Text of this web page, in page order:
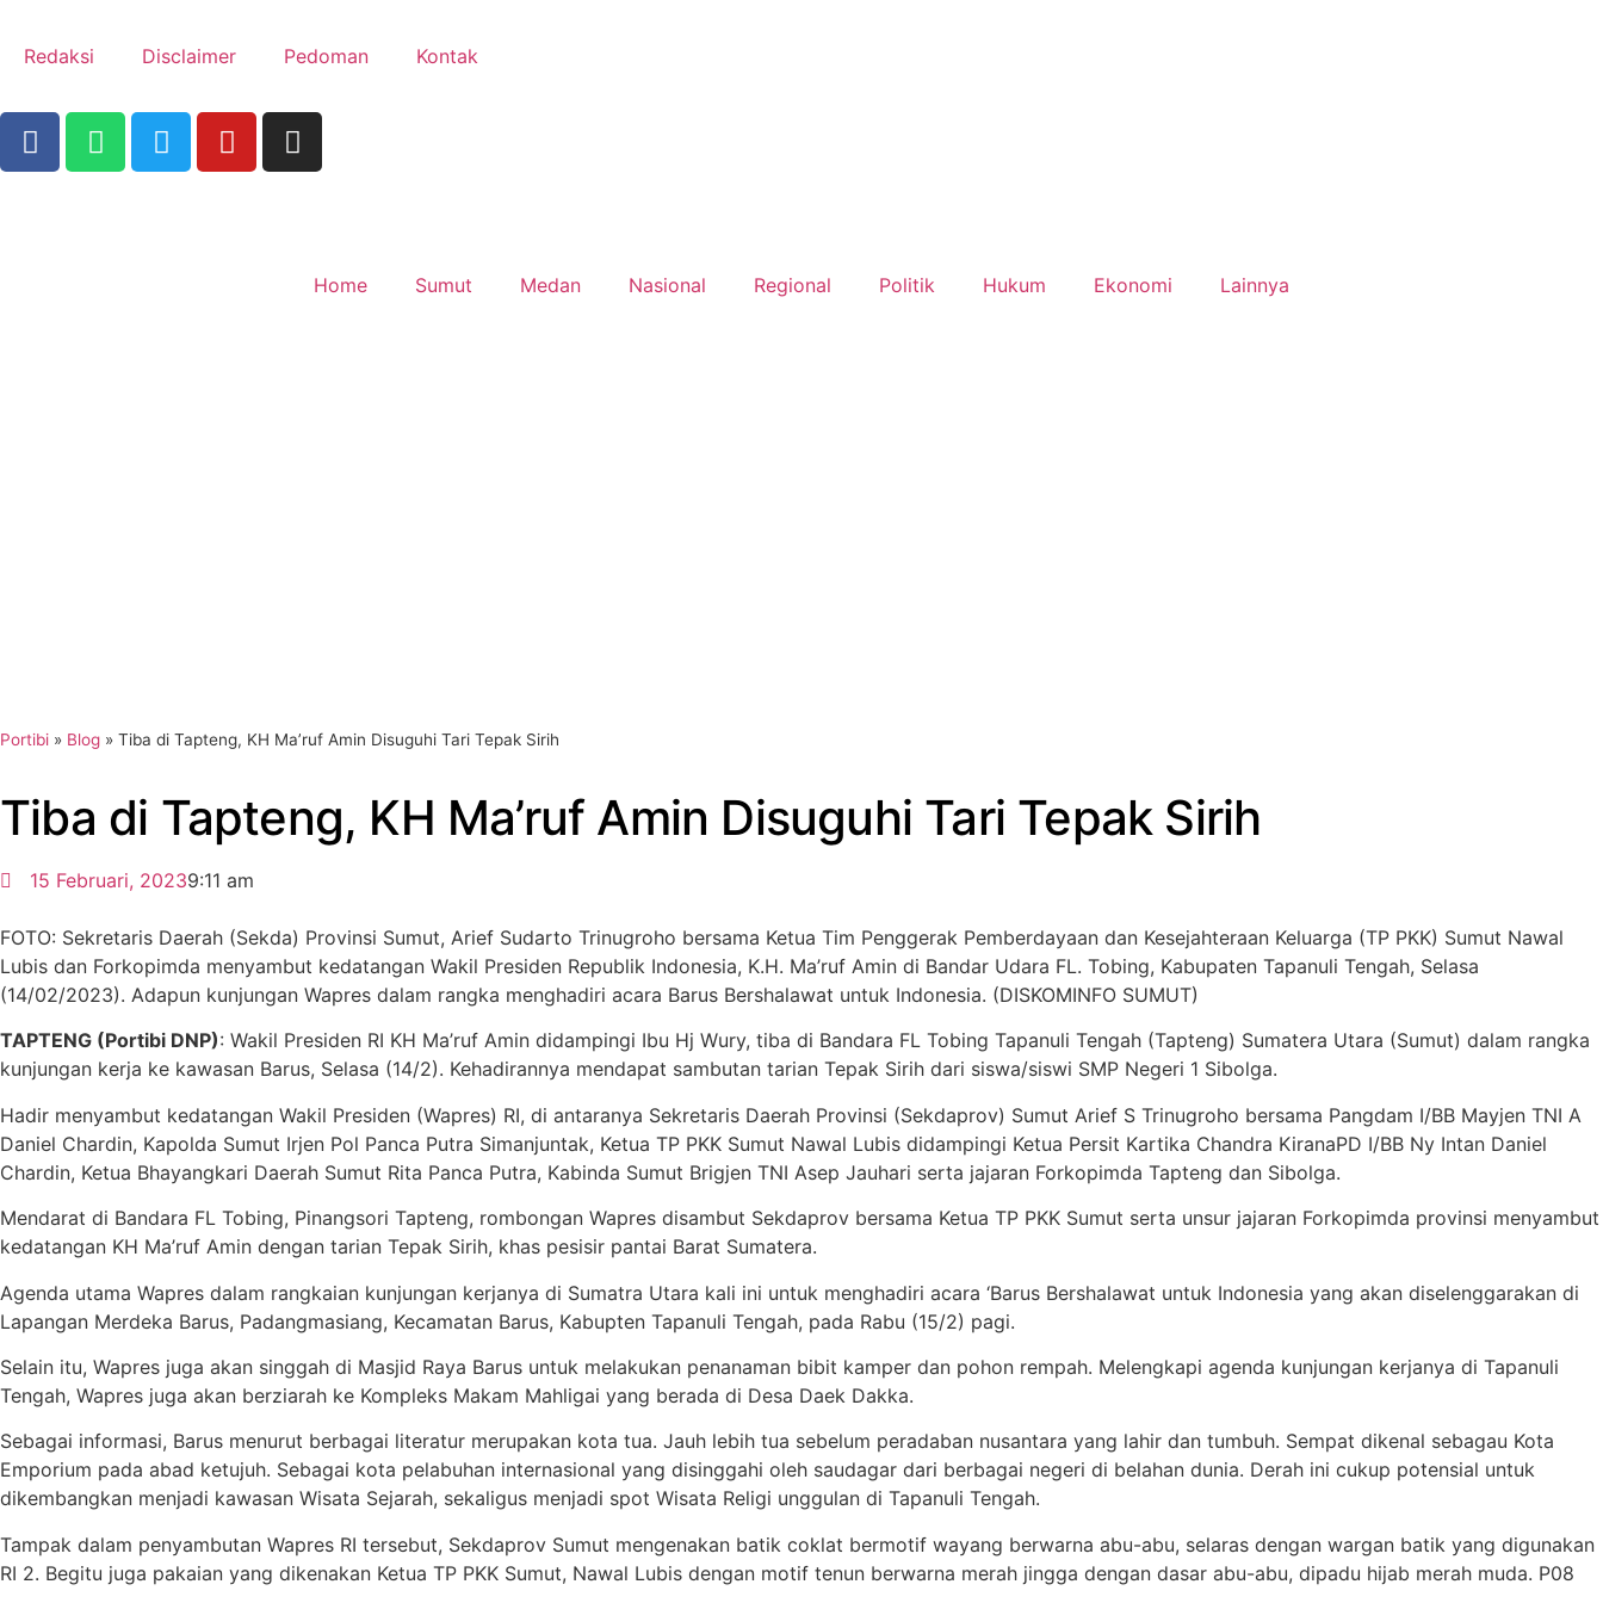
Redaksi Disclaimer Pedoman Kontak
Home Sumut Medan Nasional Regional Politik Hukum Ekonomi Lainnya
Portibi » Blog » Tiba di Tapteng, KH Ma’ruf Amin Disuguhi Tari Tepak Sirih
Tiba di Tapteng, KH Ma’ruf Amin Disuguhi Tari Tepak Sirih
15 Februari, 20239:11 am
FOTO: Sekretaris Daerah (Sekda) Provinsi Sumut, Arief Sudarto Trinugroho bersama Ketua Tim Penggerak Pemberdayaan dan Kesejahteraan Keluarga (TP PKK) Sumut Nawal
Lubis dan Forkopimda menyambut kedatangan Wakil Presiden Republik Indonesia, K.H. Ma’ruf Amin di Bandar Udara FL. Tobing, Kabupaten Tapanuli Tengah, Selasa
(14/02/2023). Adapun kunjungan Wapres dalam rangka menghadiri acara Barus Bershalawat untuk Indonesia. (DISKOMINFO SUMUT)
TAPTENG (Portibi DNP): Wakil Presiden RI KH Ma’ruf Amin didampingi Ibu Hj Wury, tiba di Bandara FL Tobing Tapanuli Tengah (Tapteng) Sumatera Utara (Sumut) dalam rangka
kunjungan kerja ke kawasan Barus, Selasa (14/2). Kehadirannya mendapat sambutan tarian Tepak Sirih dari siswa/siswi SMP Negeri 1 Sibolga.
Hadir menyambut kedatangan Wakil Presiden (Wapres) RI, di antaranya Sekretaris Daerah Provinsi (Sekdaprov) Sumut Arief S Trinugroho bersama Pangdam I/BB Mayjen TNI A
Daniel Chardin, Kapolda Sumut Irjen Pol Panca Putra Simanjuntak, Ketua TP PKK Sumut Nawal Lubis didampingi Ketua Persit Kartika Chandra KiranaPD I/BB Ny Intan Daniel
Chardin, Ketua Bhayangkari Daerah Sumut Rita Panca Putra, Kabinda Sumut Brigjen TNI Asep Jauhari serta jajaran Forkopimda Tapteng dan Sibolga.
Mendarat di Bandara FL Tobing, Pinangsori Tapteng, rombongan Wapres disambut Sekdaprov bersama Ketua TP PKK Sumut serta unsur jajaran Forkopimda provinsi menyambut
kedatangan KH Ma’ruf Amin dengan tarian Tepak Sirih, khas pesisir pantai Barat Sumatera.
Agenda utama Wapres dalam rangkaian kunjungan kerjanya di Sumatra Utara kali ini untuk menghadiri acara ‘Barus Bershalawat untuk Indonesia yang akan diselenggarakan di
Lapangan Merdeka Barus, Padangmasiang, Kecamatan Barus, Kabupten Tapanuli Tengah, pada Rabu (15/2) pagi.
Selain itu, Wapres juga akan singgah di Masjid Raya Barus untuk melakukan penanaman bibit kamper dan pohon rempah. Melengkapi agenda kunjungan kerjanya di Tapanuli
Tengah, Wapres juga akan berziarah ke Kompleks Makam Mahligai yang berada di Desa Daek Dakka.
Sebagai informasi, Barus menurut berbagai literatur merupakan kota tua. Jauh lebih tua sebelum peradaban nusantara yang lahir dan tumbuh. Sempat dikenal sebagau Kota
Emporium pada abad ketujuh. Sebagai kota pelabuhan internasional yang disinggahi oleh saudagar dari berbagai negeri di belahan dunia. Derah ini cukup potensial untuk
dikembangkan menjadi kawasan Wisata Sejarah, sekaligus menjadi spot Wisata Religi unggulan di Tapanuli Tengah.
Tampak dalam penyambutan Wapres RI tersebut, Sekdaprov Sumut mengenakan batik coklat bermotif wayang berwarna abu-abu, selaras dengan wargan batik yang digunakan
RI 2. Begitu juga pakaian yang dikenakan Ketua TP PKK Sumut, Nawal Lubis dengan motif tenun berwarna merah jingga dengan dasar abu-abu, dipadu hijab merah muda. P08